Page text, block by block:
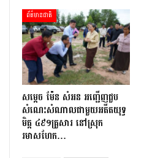
ព័ត៌មានជាតិ
សម្តេច ម៉ែន សំអន អញ្ជើញជួប
សំណេះសំណាលជាមួយអតីតយុទ្ធ
មិត្ត ៤៩១គ្រួសារ នៅស្រុក
រមាសហែក…